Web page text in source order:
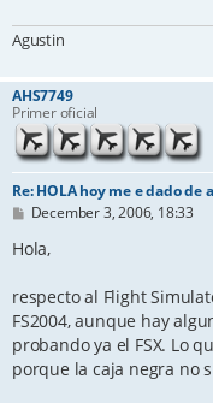
Agustin
AHS7749
Primer oficial
Re: HOLA hoy me e dado de
P
s
t
December 3, 2006, 18:33
Hola,
respecto al Flight
FS2004, aunque hay
probando ya el FSX. Lo
porque la caja negra no